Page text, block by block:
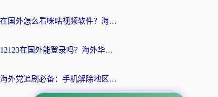
在国外怎么看咪咕视频软件？海外党亲测有效的回国加速方案
12123在国外能登录吗？海外华人必看的回国加速实用指南
海外党追剧必备：手机解除地区限制app怎么选？解决央视视频&国内剧地区限制全指南